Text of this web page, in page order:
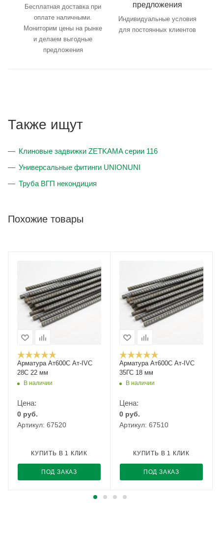
Бесплатная доставка при
оплате наличными.
Мониторим цены на рынке
и делаем выгодные
предложения
предложения
Индивидуальные условия
для постоянных клиентов
Также ищут
Клиновые задвижки ZETKAMA серии 116
Универсальные фитинги UNIONUNI
Труба ВГП некондиция
Похожие товары
Арматура Ат600С Ат-IVС
28С 22 мм
В наличии
Цена:
0 руб.
Артикул: 67520
ПОД ЗАКАЗ
КУПИТЬ В 1 КЛИК
Арматура Ат600С Ат-IVС
35ГС 18 мм
В наличии
Цена:
0 руб.
Артикул: 67510
ПОД ЗАКАЗ
КУПИТЬ В 1 КЛИК